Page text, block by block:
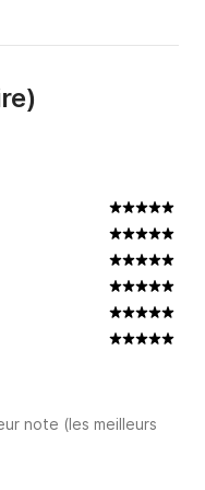
(300 EURO) et
il faudra l'intégrer
pour vivre une
ou votre famille
)
note (les meilleurs